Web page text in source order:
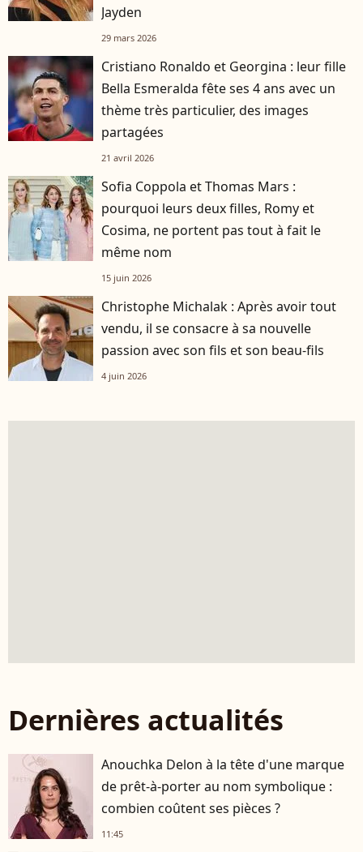
Jayden
29 mars 2026
Cristiano Ronaldo et Georgina : leur fille
Bella Esmeralda fête ses 4 ans avec un
thème très particulier, des images
partagées
21 avril 2026
Sofia Coppola et Thomas Mars :
pourquoi leurs deux filles, Romy et
Cosima, ne portent pas tout à fait le
même nom
15 juin 2026
Christophe Michalak : Après avoir tout
vendu, il se consacre à sa nouvelle
passion avec son fils et son beau-fils
4 juin 2026
Dernières actualités
Anouchka Delon à la tête d'une marque
de prêt-à-porter au nom symbolique :
combien coûtent ses pièces ?
11:45